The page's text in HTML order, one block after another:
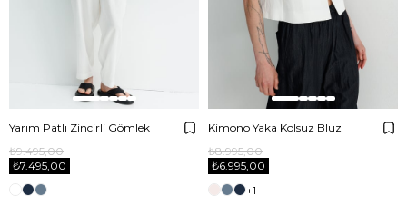
Yarım Patlı Zincirli Gömlek
₺7.495,00
₺9.495,00
Kimono Yaka Kolsuz Bluz
₺6.995,00
₺8.995,00
+1